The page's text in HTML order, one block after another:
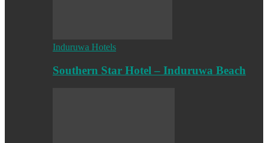
Induruwa Hotels
Southern Star Hotel – Induruwa Beach